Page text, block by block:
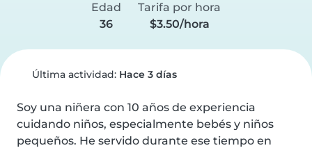
Edad
36
Tarifa por hora
$3.50/hora
Última actividad: Hace 3 días
Soy una niñera con 10 años de experiencia
cuidando niños, especialmente bebés y niños
pequeños. He servido durante ese tiempo en